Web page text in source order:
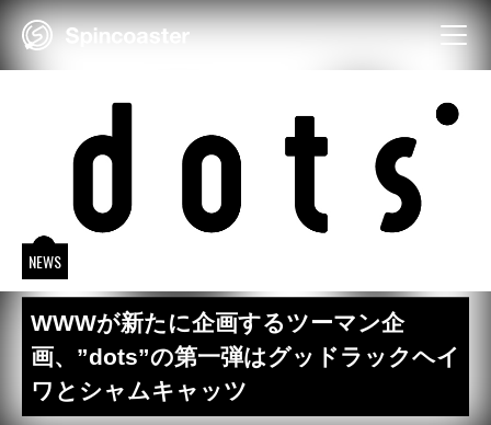
Skip
NEWS
WWWが新たに企画するツーマン企
画、”dots”の第一弾はグッドラックヘイ
ワとシャムキャッツ